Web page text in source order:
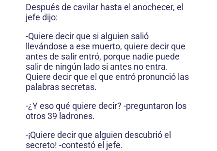
Después de cavilar hasta el anochecer, el
jefe dijo:
-Quiere decir que si alguien salió
llevándose a ese muerto, quiere decir que
antes de salir entró, porque nadie puede
salir de ningún lado si antes no entra.
Quiere decir que el que entró pronunció las
palabras secretas.
-¿Y eso qué quiere decir? -preguntaron los
otros 39 ladrones.
-¡Quiere decir que alguien descubrió el
secreto! -contestó el jefe.